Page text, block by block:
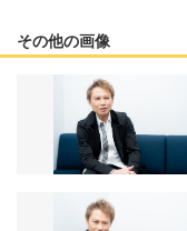
その他の画像